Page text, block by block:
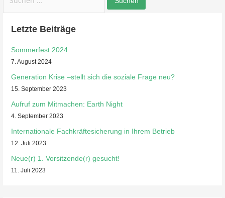
nach:
Letzte Beiträge
Sommerfest 2024
7. August 2024
Generation Krise –stellt sich die soziale Frage neu?
15. September 2023
Aufruf zum Mitmachen: Earth Night
4. September 2023
Internationale Fachkräftesicherung in Ihrem Betrieb
12. Juli 2023
Neue(r) 1. Vorsitzende(r) gesucht!
11. Juli 2023